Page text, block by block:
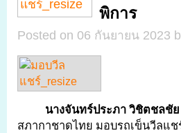
พิการ
Posted on 06 กันยายน 2023
นางจันทร์ประภา วิชิตชลชัย
สภากาชาดไทย มอบรถเข็นวีลแช